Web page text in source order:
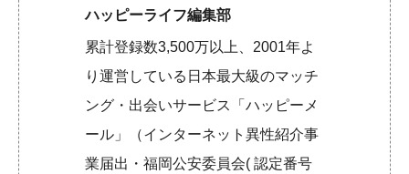
ハッピーライフ編集部
累計登録数3,500万以上、2001年よ
り運営している日本最大級のマッチ
ング・出会いサービス「ハッピーメ
ール」（インターネット異性紹介事
業届出・福岡公安委員会( 認定番号